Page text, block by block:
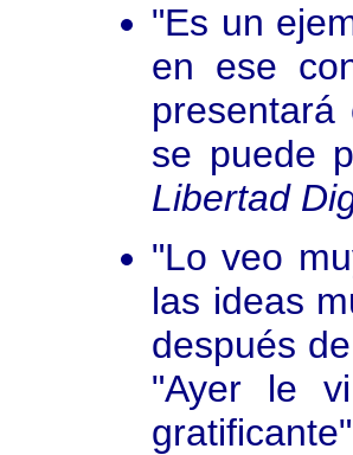
"Es un
en ese
se puede
Libertad
"Lo veo
las ideas
después
"Ayer le